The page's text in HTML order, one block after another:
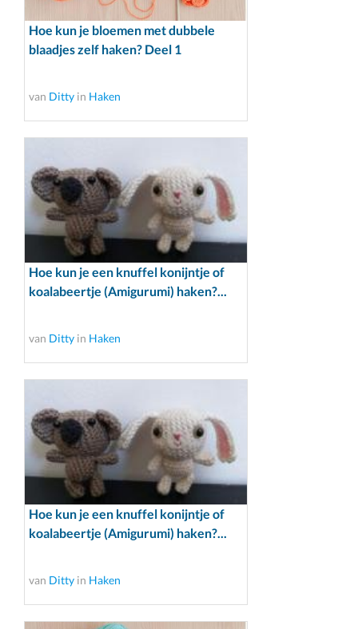
Hoe kun je bloemen met dubbele
blaadjes zelf haken? Deel 1
van Ditty in Haken
Hoe kun je een knuffel konijntje of
koalabeertje (Amigurumi) haken?...
van Ditty in Haken
Hoe kun je een knuffel konijntje of
koalabeertje (Amigurumi) haken?...
van Ditty in Haken